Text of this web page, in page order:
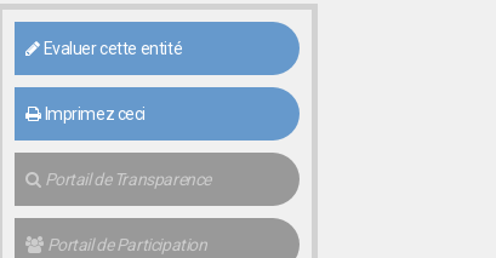
Evaluer cette entité
Imprimez ceci
Portail de Transparence
Portail de Participation